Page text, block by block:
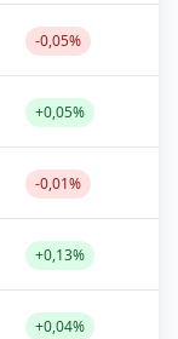
-0,05%
+0,05%
-0,01%
+0,13%
+0,04%